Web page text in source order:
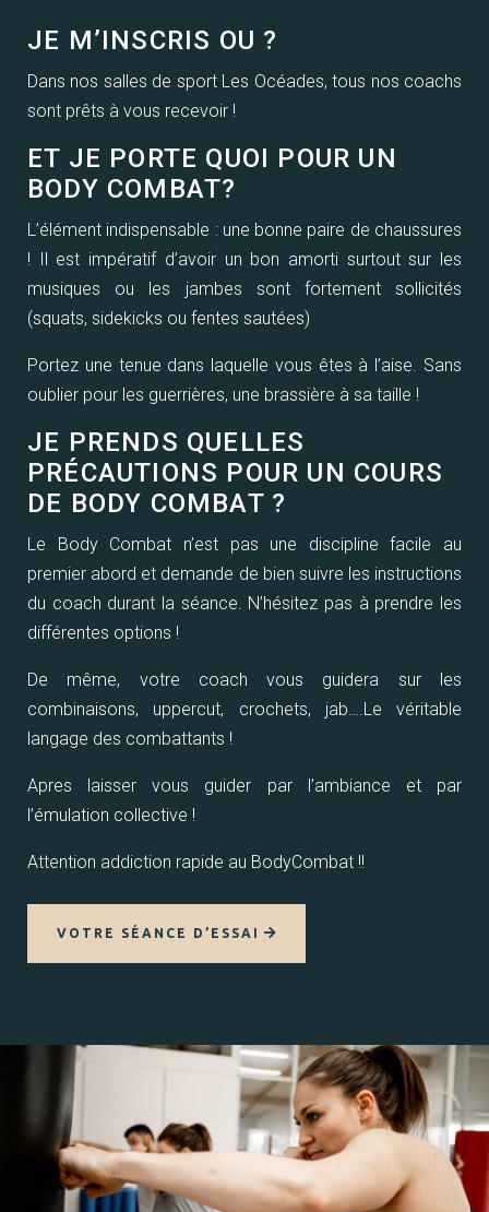
JE M’INSCRIS OU ?
Dans nos salles de sport Les Océades, tous nos coachs
sont prêts à vous recevoir !
ET JE PORTE QUOI POUR UN
BODY COMBAT?
L’élément indispensable : une bonne paire de chaussures
! Il est impératif d’avoir un bon amorti surtout sur les
musiques ou les jambes sont fortement sollicités
(squats, sidekicks ou fentes sautées)
Portez une tenue dans laquelle vous êtes à l’aise. Sans
oublier pour les guerrières, une brassière à sa taille !
JE PRENDS QUELLES
PRÉCAUTIONS POUR UN COURS
DE BODY COMBAT ?
Le Body Combat n’est pas une discipline facile au
premier abord et demande de bien suivre les instructions
du coach durant la séance. N’hésitez pas à prendre les
différentes options !
De même, votre coach vous guidera sur les
combinaisons, uppercut, crochets, jab….Le véritable
langage des combattants !
Apres laisser vous guider par l’ambiance et par
l’émulation collective !
Attention addiction rapide au BodyCombat !!
VOTRE SÉANCE D’ESSAI